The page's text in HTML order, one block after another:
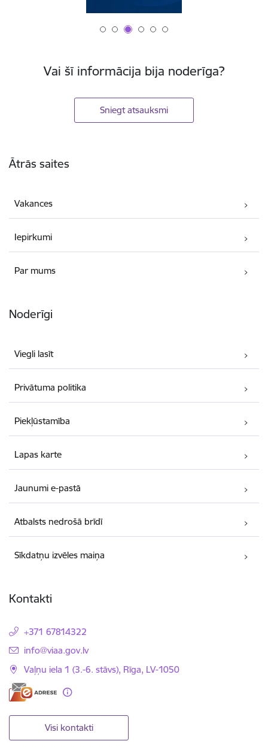
Vai šī informācija bija noderīga?
Sniegt atsauksmi
Ātrās saites
Vakances
Iepirkumi
Par mums
Noderīgi
Viegli lasīt
Privātuma politika
Piekļūstamība
Lapas karte
Jaunumi e-pastā
Atbalsts nedrošā brīdī
Sīkdatņu izvēles maiņa
Kontakti
+371 67814322
E-pasts:
info@viaa.gov.lv
Vaļņu iela 1 (3.-6. stāvs), Rīga, LV-1050
Visi kontakti